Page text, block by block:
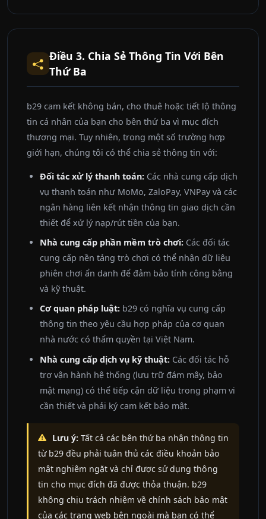
Điều 3. Chia Sẻ Thông Tin Với Bên
Thứ Ba
b29 cam kết không bán, cho thuê hoặc tiết lộ thông
tin cá nhân của bạn cho bên thứ ba vì mục đích
thương mại. Tuy nhiên, trong một số trường hợp
giới hạn, chúng tôi có thể chia sẻ thông tin với:
Đối tác xử lý thanh toán: Các nhà cung cấp dịch
vụ thanh toán như MoMo, ZaloPay, VNPay và các
ngân hàng liên kết nhận thông tin giao dịch cần
thiết để xử lý nạp/rút tiền của bạn.
Nhà cung cấp phần mềm trò chơi: Các đối tác
cung cấp nền tảng trò chơi có thể nhận dữ liệu
phiên chơi ẩn danh để đảm bảo tính công bằng
và kỹ thuật.
Cơ quan pháp luật: b29 có nghĩa vụ cung cấp
thông tin theo yêu cầu hợp pháp của cơ quan
nhà nước có thẩm quyền tại Việt Nam.
Nhà cung cấp dịch vụ kỹ thuật: Các đối tác hỗ
trợ vận hành hệ thống (lưu trữ đám mây, bảo
mật mạng) có thể tiếp cận dữ liệu trong phạm vi
cần thiết và phải ký cam kết bảo mật.
Lưu ý: Tất cả các bên thứ ba nhận thông tin
từ b29 đều phải tuân thủ các điều khoản bảo
mật nghiêm ngặt và chỉ được sử dụng thông
tin cho mục đích đã được thỏa thuận. b29
không chịu trách nhiệm về chính sách bảo mật
của các trang web bên ngoài mà bạn có thể